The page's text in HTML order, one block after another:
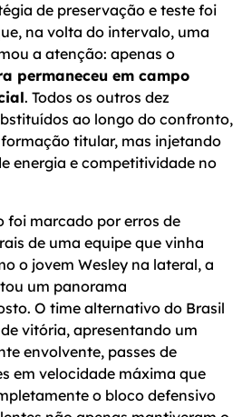
de preservação e teste foi
na volta do intervalo, uma
a atenção: apenas o
permaneceu em campo
. Todos os outros dez
ao longo do confronto,
titular, mas injetando
energia e competitividade no
foi marcado por erros de
de uma equipe que vinha
o jovem Wesley na lateral, a
um panorama
O time alternativo do Brasil
vitória, apresentando um
envolvente, passes de
em velocidade máxima que
o bloco defensivo